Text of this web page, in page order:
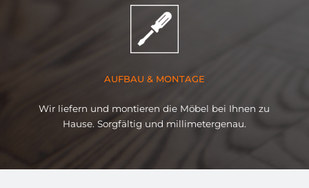
AUFBAU & MONTAGE
Wir liefern und montieren die Möbel bei Ihnen zu
Hause. Sorgfältig und millimetergenau.